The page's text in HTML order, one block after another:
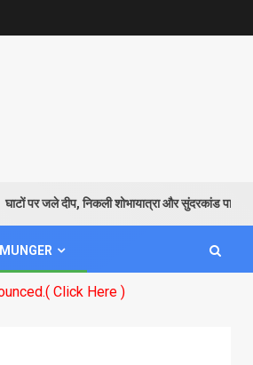
दीप, निकली शोभायात्रा और सुंदरकांड पाठ से गूंजायमान
MUNGER
)